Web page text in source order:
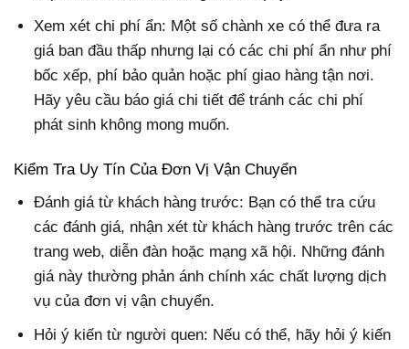
Xem xét chi phí ẩn: Một số chành xe có thể đưa ra
giá ban đầu thấp nhưng lại có các chi phí ẩn như phí
bốc xếp, phí bảo quản hoặc phí giao hàng tận nơi.
Hãy yêu cầu báo giá chi tiết để tránh các chi phí
phát sinh không mong muốn.
Kiểm Tra Uy Tín Của Đơn Vị Vận Chuyển
Đánh giá từ khách hàng trước: Bạn có thể tra cứu
các đánh giá, nhận xét từ khách hàng trước trên các
trang web, diễn đàn hoặc mạng xã hội. Những đánh
giá này thường phản ánh chính xác chất lượng dịch
vụ của đơn vị vận chuyển.
Hỏi ý kiến từ người quen: Nếu có thể, hãy hỏi ý kiến